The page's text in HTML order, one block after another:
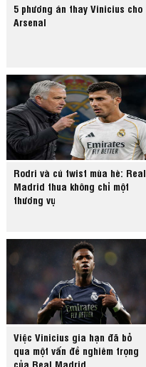
5 phương án thay Vinicius cho
Arsenal
Rodri và cú twist mùa hè: Real
Madrid thua không chỉ một
thương vụ
Việc Vinicius gia hạn đã bỏ
qua một vấn đề nghiêm trọng
của Real Madrid